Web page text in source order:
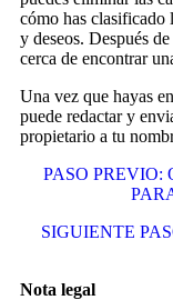
cómo has clasificado
y deseos. Después
cerca de encontrar
Una vez que hayas
puede redactar y
propietario a tu
PASO PREVIO:
SIGUIENTE
Nota legal